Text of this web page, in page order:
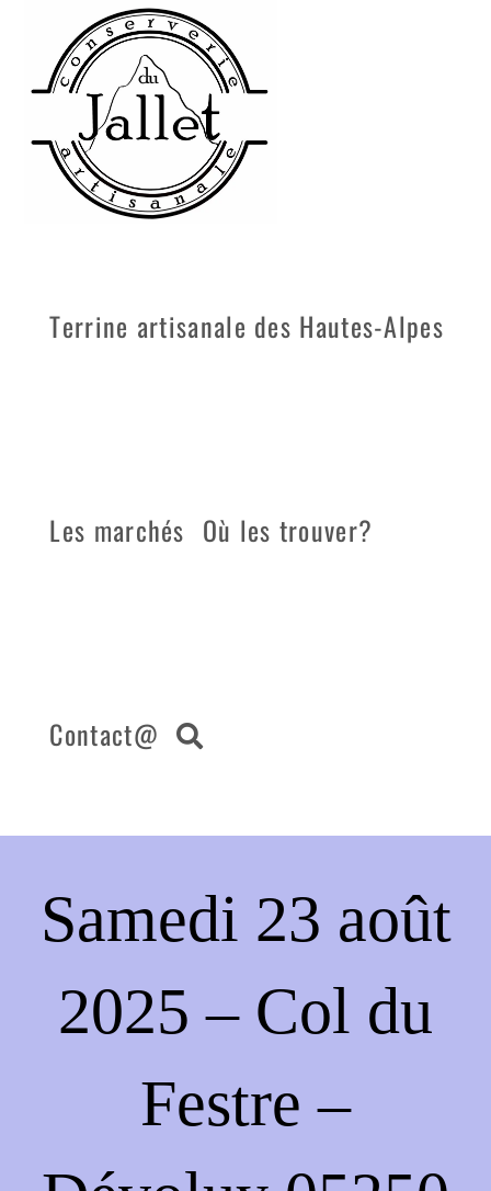
Terrine artisanale des Hautes-Alpes
Les marchés Où les trouver?
Contact@
Samedi 23 août
2025 – Col du
Festre –